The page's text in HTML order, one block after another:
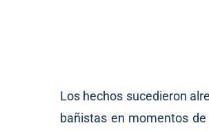
Los hechos sucedieron
bañistas en momentos